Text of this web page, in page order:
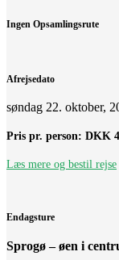
Ingen Opsamlingsrute
Afrejsedato
søndag 22. oktober,
Pris pr. person: DKK
Læs mere og bestil rejse
Endagsture
Sprogø – øen i